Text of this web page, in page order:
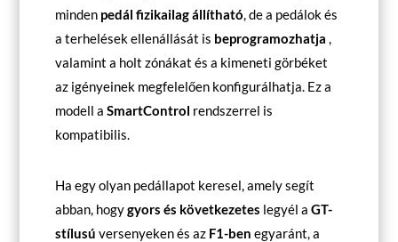
minden pedál fizikailag állítható, de a pedálok és
a terhelések ellenállását is beprogramozhatja,
valamint a holt zónákat és a kimeneti görbéket
az igényeinek megfelelően konfigurálhatja. Ez a
modell aSmartControl rendszerrel is
kompatibilis.
Ha egy olyan pedállapot keresel, amely segít
abban, hogygyors és következetes legyél aGT-
stílusúversenyeken és az F1-ben egyaránt, a